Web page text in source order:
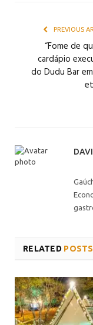
PREVIOUS
“Fome de
cardápio
do Dudu Bar
RELATED POSTS